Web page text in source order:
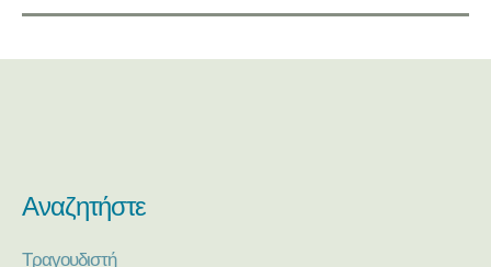
Αναζητήστε
Τραγουδιστή